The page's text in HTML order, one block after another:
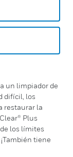
un limpiador de
difícil, los
restaurar la
Plus
los límites
tiene